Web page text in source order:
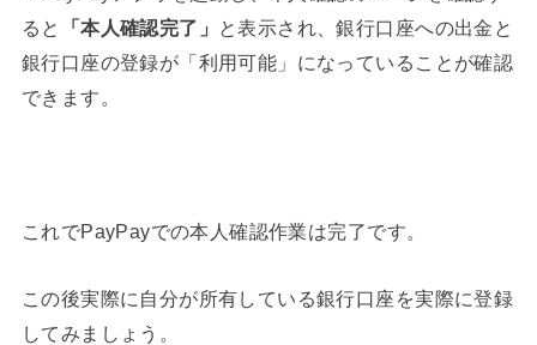
ると
「本人確認完了」
と表示され、銀行口座への出金と
銀行口座の登録が「利用可能」になっていることが確認
できます。
これでPayPayでの本人確認作業は完了です。
この後実際に自分が所有している銀行口座を実際に登録
してみましょう。